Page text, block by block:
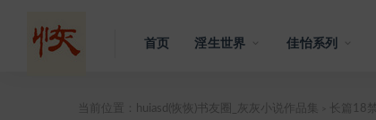
首页 淫生世界 佳怡系列
当前位置： huiasd(恢恢)书友圈_灰灰小说作品集 长篇18禁